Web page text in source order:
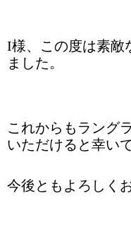
I様、この度は素敵
ました。
これからもラング
いただけると幸い
今後ともよろしく